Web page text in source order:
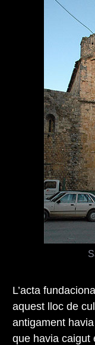
L’acta
aquest lloc de
antigament
que havia caigut